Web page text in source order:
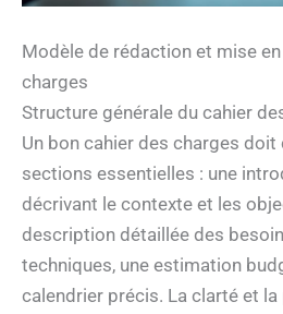
Modèle de rédaction et mise
charges
Structure générale du cahier
Un bon cahier des charges
sections essentielles : une
décrivant le contexte et les
description détaillée des
techniques, une estimation
calendrier précis. La clarté et